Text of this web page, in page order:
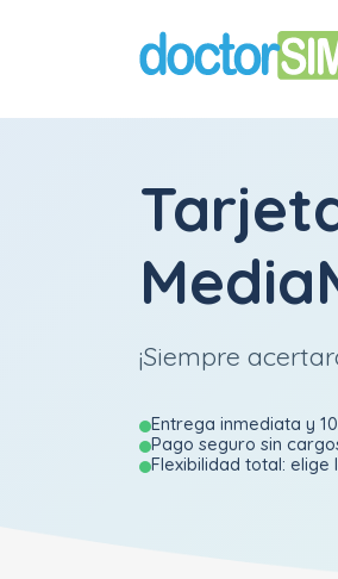
¡Siempre
Entrega inmediata y
Pago seguro sin
Flexibilidad total: